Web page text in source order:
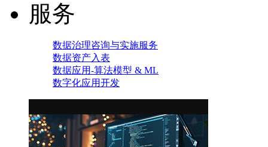
服务
数据治理咨询与实施服务
数据资产入表
数据应用-算法模型 & ML
数字化应用开发